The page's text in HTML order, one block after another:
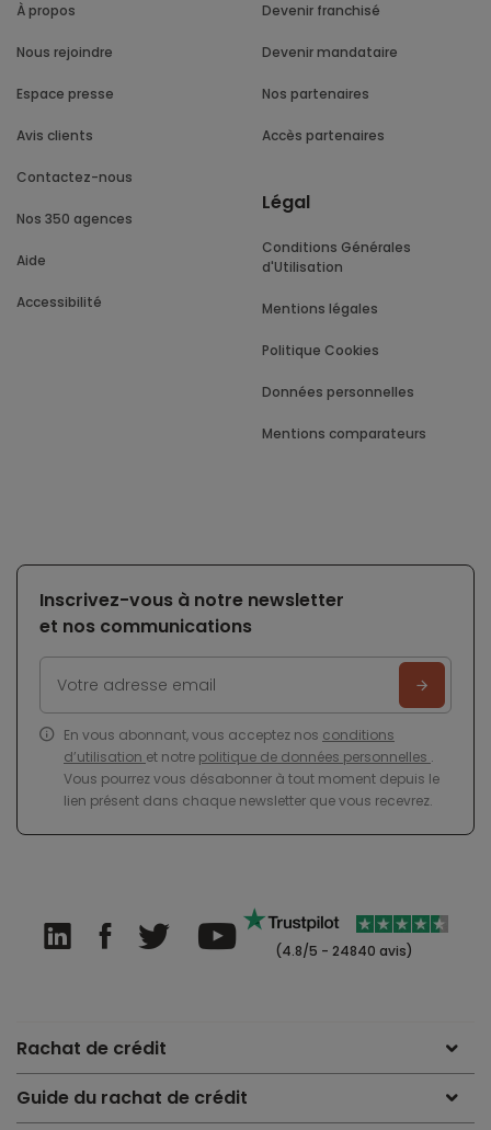
À propos
Nous rejoindre
Espace presse
Avis clients
Contactez-nous
Nos 350 agences
Aide
Accessibilité
Devenir franchisé
Devenir mandataire
Nos partenaires
Accès partenaires
Légal
Conditions Générales
d'Utilisation
Mentions légales
Politique Cookies
Données personnelles
Mentions comparateurs
Inscrivez-vous à notre newsletter
et nos communications
En vous abonnant, vous acceptez nos conditions
d’utilisation et notre politique de données personnelles .
Vous pourrez vous désabonner à tout moment depuis le
lien présent dans chaque newsletter que vous recevrez.
(4.8/5 - 24840 avis)
Rachat de crédit
Guide du rachat de crédit